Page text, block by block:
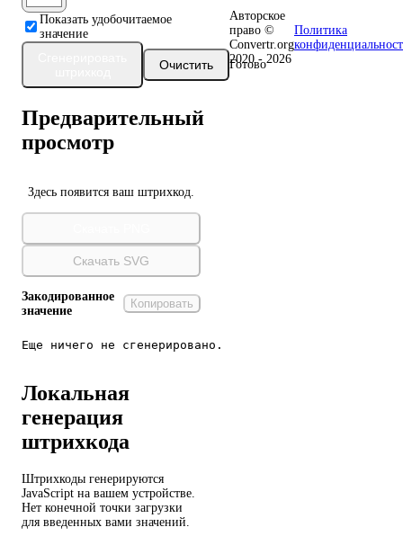
Показать удобочитаемое
значение
Очистить Готово
Предварительный
просмотр
Здесь появится ваш штрихкод.
Скачать SVG
Закодированное
значение
Копировать
Еще ничего не сгенерировано.
Локальная
генерация
штрихкода
Штрихкоды генерируются
JavaScript на вашем устройстве.
Нет конечной точки загрузки
для введенных вами значений.
Авторское
право ©
Convertr.org
2020 - 2026
Политика